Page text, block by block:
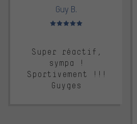
Guy B.
Note moyenne : 5 sur 5
Super réactif,
sympa !
Sportivement !!!
Guyges